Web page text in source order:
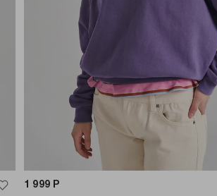
1 999Р